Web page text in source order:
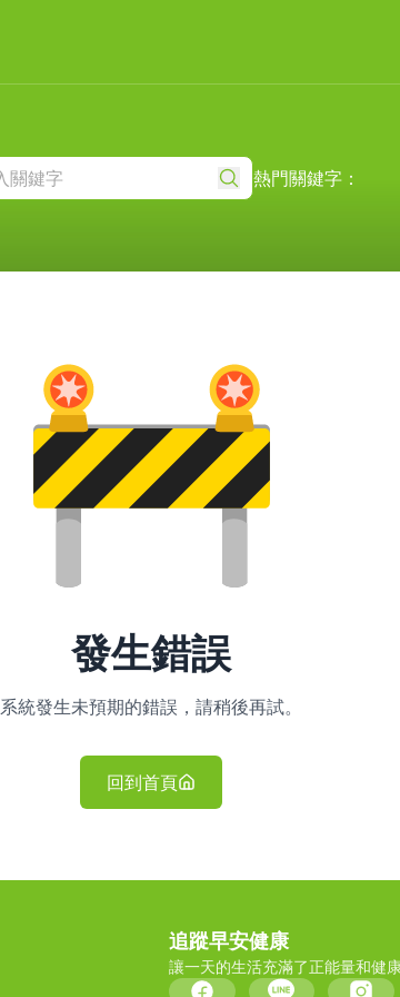
熱門關鍵字：
發生錯誤
系統發生未預期的錯誤，請稍後再試。
回到首頁
追蹤早安健康
讓一天的生活充滿了正能量和健